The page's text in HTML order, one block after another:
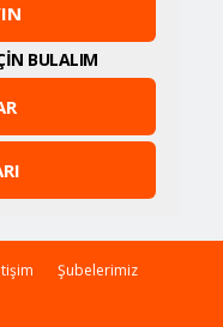
BULALIM
Şubelerimiz